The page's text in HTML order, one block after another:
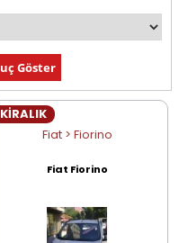
KİRALIK
Fiat > Fiorino
Fiat Fiorino